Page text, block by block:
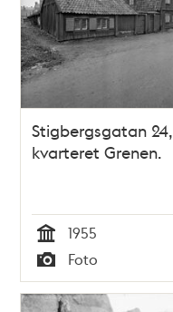
Stigbergsgatan 24,
kvarteret Grenen.
Tid
1955
Typ
Foto